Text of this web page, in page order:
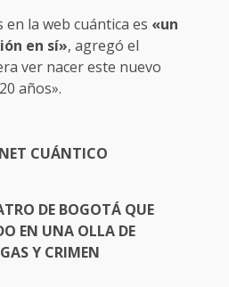
la web cuántica es «un
en sí», agregó el
ver nacer este nuevo
años».
CUÁNTICO
DE BOGOTÁ QUE
EN UNA OLLA DE
Y CRIMEN